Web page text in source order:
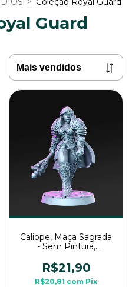
Guard
Caliope, Maça Sagrada
- Sem Pintura,
Para Rpg de Mesa
R$21,90
R$20,81 com Pix